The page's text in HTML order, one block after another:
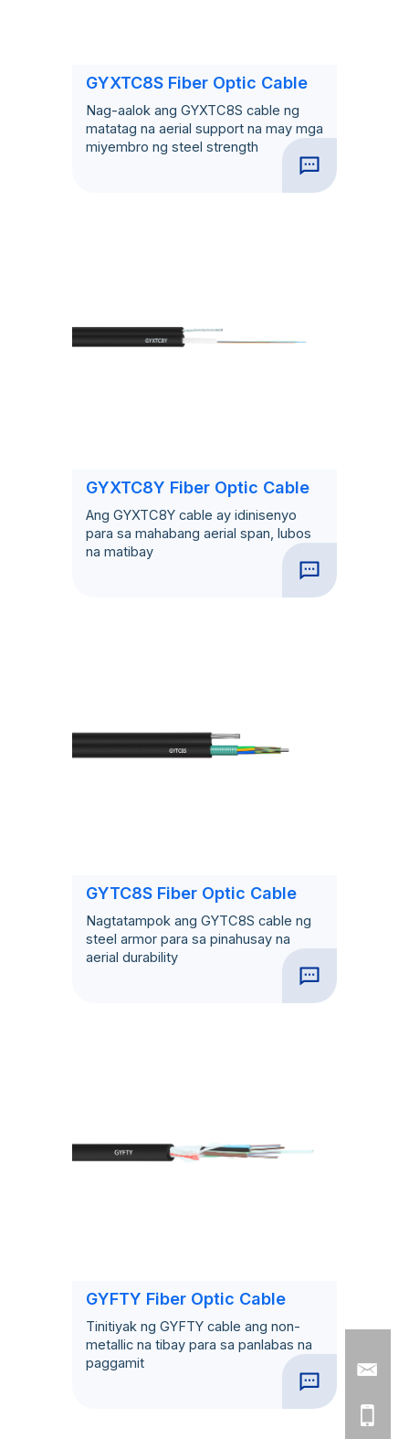
GYXTC8S Fiber Optic Cable
Nag-aalok ang GYXTC8S cable ng
matatag na aerial support na may mga
miyembro ng steel strength
GYXTC8Y Fiber Optic Cable
Ang GYXTC8Y cable ay idinisenyo
para sa mahabang aerial span, lubos
na matibay
GYTC8S Fiber Optic Cable
Nagtatampok ang GYTC8S cable ng
steel armor para sa pinahusay na
aerial durability
GYFTY Fiber Optic Cable
Tinitiyak ng GYFTY cable ang non-
metallic na tibay para sa panlabas na
paggamit